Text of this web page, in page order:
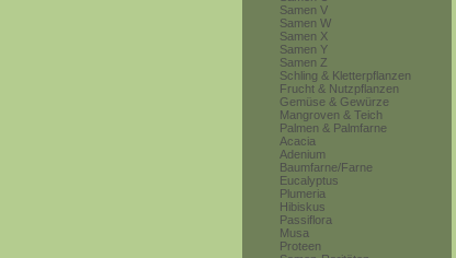
Samen V
Samen W
Samen X
Samen Y
Samen Z
Schling & Kletterpflanzen
Frucht & Nutzpflanzen
Gemüse & Gewürze
Mangroven & Teich
Palmen & Palmfarne
Acacia
Adenium
Baumfarne/Farne
Eucalyptus
Plumeria
Hibiskus
Passiflora
Musa
Proteen